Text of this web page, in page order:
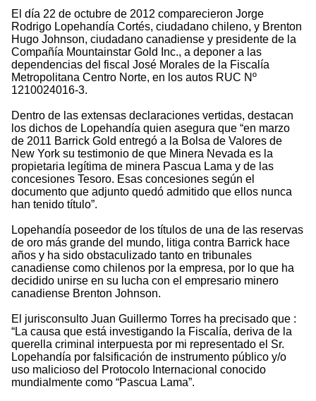
El día 22 de octubre de 2012 comparecieron Jorge
Rodrigo Lopehandía Cortés, ciudadano chileno, y Brenton
Hugo Johnson, ciudadano canadiense y presidente de la
Compañía Mountainstar Gold Inc., a deponer a las
dependencias del fiscal José Morales de la Fiscalía
Metropolitana Centro Norte, en los autos RUC Nº
1210024016-3.
Dentro de las extensas declaraciones vertidas, destacan
los dichos de Lopehandía quien asegura que “en marzo
de 2011 Barrick Gold entregó a la Bolsa de Valores de
New York su testimonio de que Minera Nevada es la
propietaria legítima de minera Pascua Lama y de las
concesiones Tesoro. Esas concesiones según el
documento que adjunto quedó admitido que ellos nunca
han tenido título”.
Lopehandía poseedor de los títulos de una de las reservas
de oro más grande del mundo, litiga contra Barrick hace
años y ha sido obstaculizado tanto en tribunales
canadiense como chilenos por la empresa, por lo que ha
decidido unirse en su lucha con el empresario minero
canadiense Brenton Johnson.
El jurisconsulto Juan Guillermo Torres ha precisado que :
“La causa que está investigando la Fiscalía, deriva de la
querella criminal interpuesta por mi representado el Sr.
Lopehandía por falsificación de instrumento público y/o
uso malicioso del Protocolo Internacional conocido
mundialmente como “Pascua Lama”.